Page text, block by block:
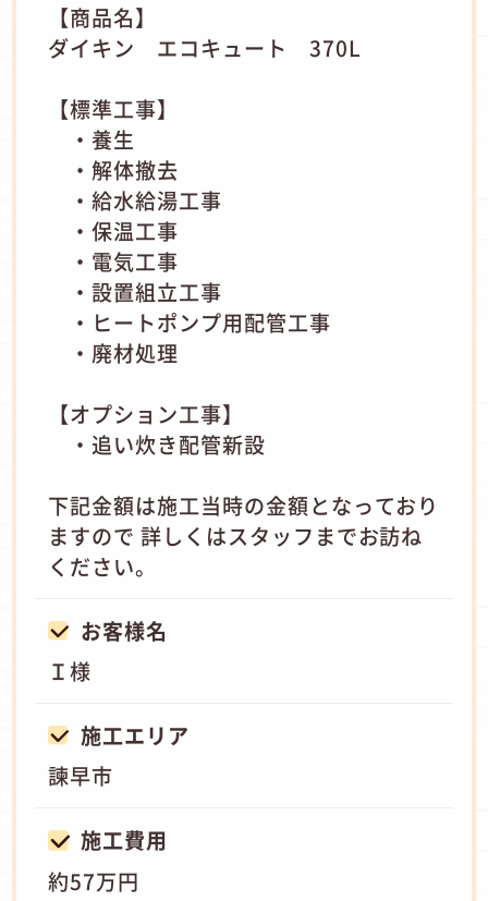
【商品名】
ダイキン エコキュート 370L
【標準工事】
・養生
・解体撤去
・給水給湯工事
・保温工事
・電気工事
・設置組立工事
・ヒートポンプ用配管工事
・廃材処理
【オプション工事】
・追い炊き配管新設
下記金額は施工当時の金額となっており
ますので 詳しくはスタッフまでお訪ね
ください。
お客様名
Ｉ様
施工エリア
諫早市
施工費用
約57万円